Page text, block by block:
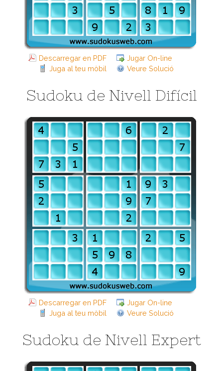
Descarregar en PDF
Jugar On-line
Juga al teu mòbil
Veure Solució
Sudoku de Nivell Difícil
Descarregar en PDF
Jugar On-line
Juga al teu mòbil
Veure Solució
Sudoku de Nivell Expert